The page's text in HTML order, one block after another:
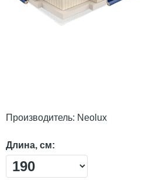
Производитель: Neolux
Длина, см: